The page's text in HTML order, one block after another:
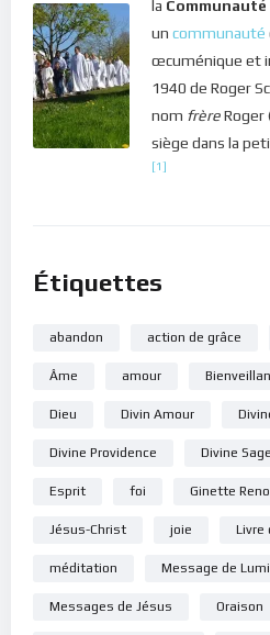
lorsque nous souffrons au contact
soeur, c’est parce que nous avons
travailler en nous… Des faiblesses
dégager… Alors, quand tout est
l’Amour qui remplit notre coeur
autres. C’est ainsi que nous
Bonne méditation.
la Communauté
un communauté
œcuménique et
1940 de Roger
nom frèreRoger
siège dans la
[1]
Étiquettes
abandon action de grâce
Âme amour
Dieu Divin Amour
Divine Providence Divine
Esprit foi Ginette Reno
Jésus-Christ joie Livre
méditation Message de
Messages de Jésus Oraison